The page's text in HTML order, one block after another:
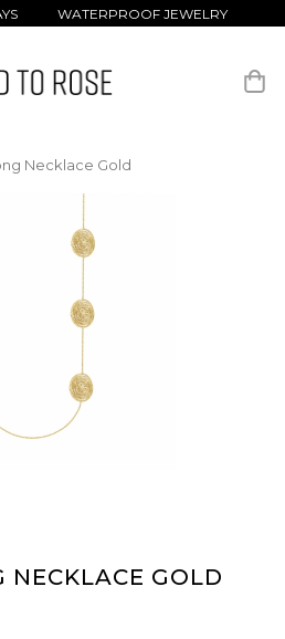
WATERPROOF JEWELRY
Necklace Gold
NECKLACE GOLD